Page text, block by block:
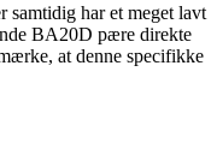
har et meget lavt
BA20D pære direkte
at denne specifikke